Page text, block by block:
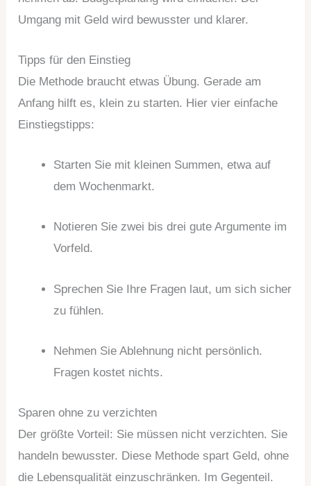
Umgang mit Geld wird bewusster und klarer.
Tipps für den Einstieg
Die Methode braucht etwas Übung. Gerade am
Anfang hilft es, klein zu starten. Hier vier einfache
Einstiegstipps:
Starten Sie mit kleinen Summen, etwa auf
dem Wochenmarkt.
Notieren Sie zwei bis drei gute Argumente im
Vorfeld.
Sprechen Sie Ihre Fragen laut, um sich sicher
zu fühlen.
Nehmen Sie Ablehnung nicht persönlich.
Fragen kostet nichts.
Sparen ohne zu verzichten
Der größte Vorteil: Sie müssen nicht verzichten. Sie
handeln bewusster. Diese Methode spart Geld, ohne
die Lebensqualität einzuschränken. Im Gegenteil.